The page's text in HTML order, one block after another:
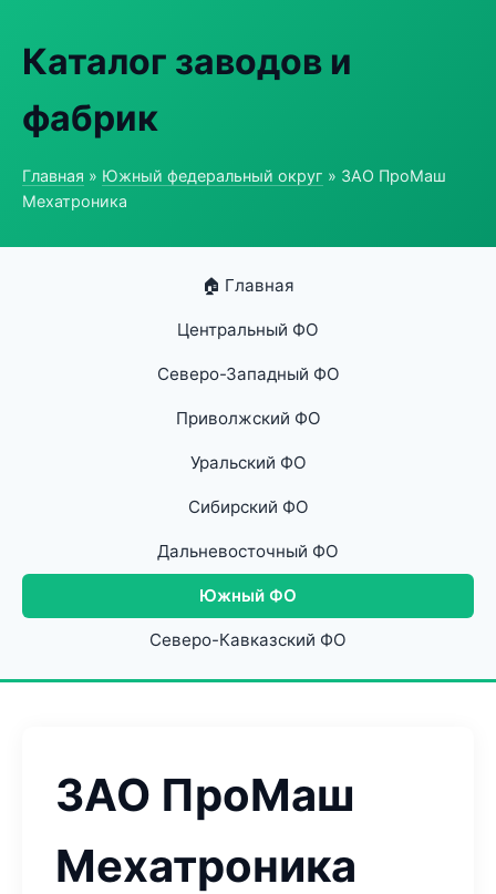
Каталог заводов и
фабрик
Главная » Южный федеральный округ » ЗАО ПроМаш
Мехатроника
🏠 Главная
Центральный ФО
Северо-Западный ФО
Приволжский ФО
Уральский ФО
Сибирский ФО
Дальневосточный ФО
Южный ФО
Северо-Кавказский ФО
ЗАО ПроМаш
Мехатроника